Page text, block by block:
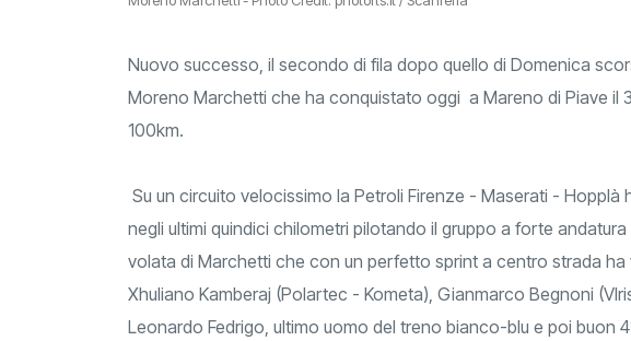
Nuovo successo, il secondo di fila dopo quello di Domenica
Moreno Marchetti che ha conquistato oggi a Mareno di Piave il
100km.
Su un circuito velocissimo la Petroli Firenze - Maserati - Hopplà
negli ultimi quindici chilometri pilotando il gruppo a forte
volata di Marchetti che con un perfetto sprint a centro strada
Xhuliano Kamberaj (Polartec - Kometa), Gianmarco Begnoni
Leonardo Fedrigo, ultimo uomo del treno bianco-blu e poi buon